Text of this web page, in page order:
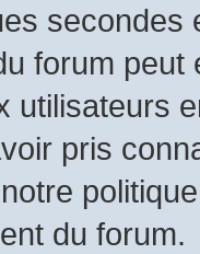
forum
utilisateurs
pris
du forum.